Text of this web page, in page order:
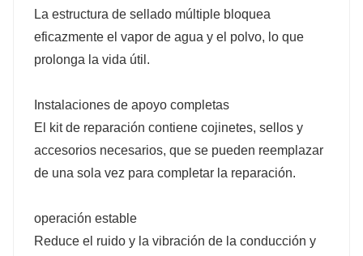
La estructura de sellado múltiple bloquea
eficazmente el vapor de agua y el polvo, lo que
prolonga la vida útil.
Instalaciones de apoyo completas
El kit de reparación contiene cojinetes, sellos y
accesorios necesarios, que se pueden reemplazar
de una sola vez para completar la reparación.
operación estable
Reduce el ruido y la vibración de la conducción y